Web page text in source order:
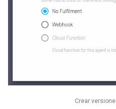
Crear